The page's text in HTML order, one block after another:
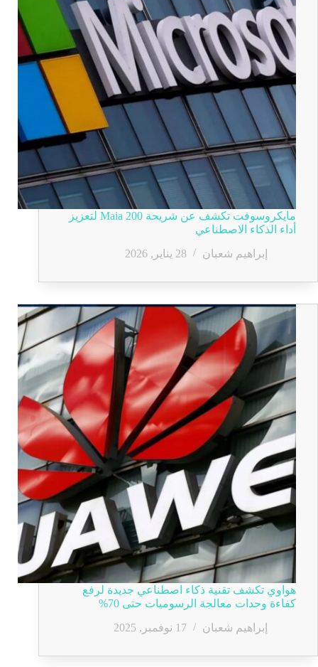
مايكروسوفت تكشف عن شريحة Maia 200 لتعزيز
أداء الذكاء الاصطناعي
إبراهيم شعبان
28 يناير, 2026
هواوي تكشف تقنية ذكاء اصطناعي جديدة لرفع
كفاءة وحدات معالجة الرسوميات حتى 70%
إبراهيم شعبان
17 نوفمبر, 2025